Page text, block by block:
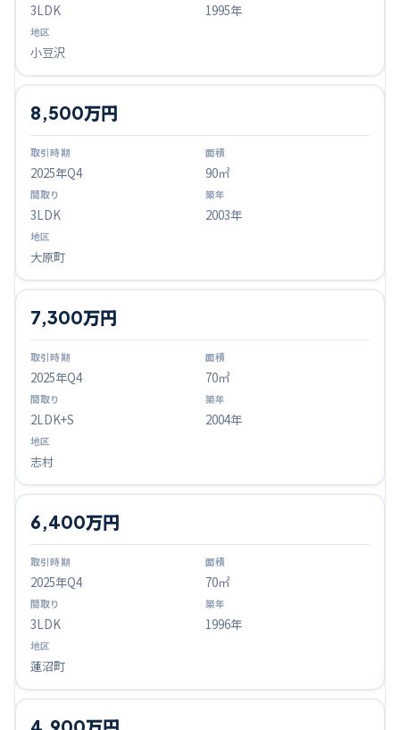
3LDK 1995年
小豆沢
2025年Q4
8,500万円
90㎡
3LDK 2003年
大原町
2025年Q4
7,300万円
70㎡
2LDK+S 2004年
志村
2025年Q4
6,400万円
70㎡
3LDK 1996年
蓮沼町